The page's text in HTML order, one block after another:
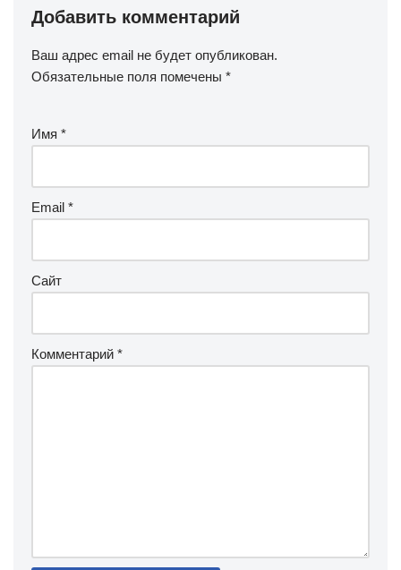
Добавить комментарий
Ваш адрес email не будет опубликован.
Обязательные поля помечены *
Имя *
Email *
Сайт
Комментарий *